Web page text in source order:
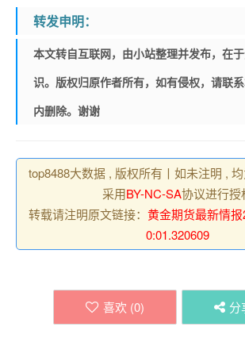
转发申明：
本文转自互联网，由小站整理并发布，在
识。版权归原作者所有，如有侵权，请联
内删除。谢谢
top8488大数据 , 版权所有丨如未注明 ,
采用BY-NC-SA协议进行授
转载请注明原文链接： 黄金期货最新情
0:01.320609
喜欢 (0) 分